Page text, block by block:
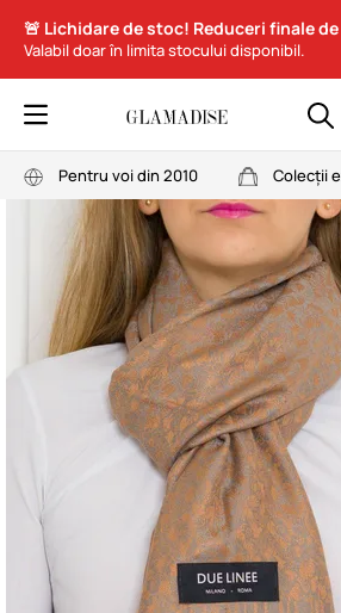
🚨 Lichidare de stoc! Reduceri finale de
Valabil doar în limita stocului disponibil.
Pentru voi din 2010 Colecții